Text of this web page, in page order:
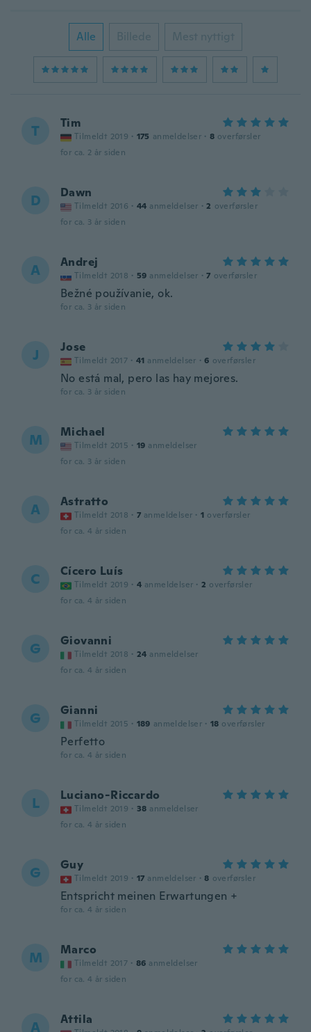
Alle Billede Mest nyttigt
T Tim
Tilmeldt 2019 · 175 anmeldelser · 8 overførsler
for ca. 2 år siden
D Dawn
Tilmeldt 2016 · 44 anmeldelser · 2 overførsler
for ca. 3 år siden
A Andrej
Tilmeldt 2018 · 59 anmeldelser · 7 overførsler
Bežné používanie, ok.
for ca. 3 år siden
J Jose
Tilmeldt 2017 · 41 anmeldelser · 6 overførsler
No está mal, pero las hay mejores.
for ca. 3 år siden
M Michael
Tilmeldt 2015 · 19 anmeldelser
for ca. 3 år siden
A Astratto
Tilmeldt 2018 · 7 anmeldelser · 1 overførsler
for ca. 4 år siden
C Cícero Luís
Tilmeldt 2019 · 4 anmeldelser · 2 overførsler
for ca. 4 år siden
G Giovanni
Tilmeldt 2018 · 24 anmeldelser
for ca. 4 år siden
G Gianni
Tilmeldt 2015 · 189 anmeldelser · 18 overførsler
Perfetto
for ca. 4 år siden
L Luciano-Riccardo
Tilmeldt 2019 · 38 anmeldelser
for ca. 4 år siden
G Guy
Tilmeldt 2019 · 17 anmeldelser · 8 overførsler
Entspricht meinen Erwartungen +
for ca. 4 år siden
M Marco
Tilmeldt 2017 · 86 anmeldelser
for ca. 4 år siden
A Attila